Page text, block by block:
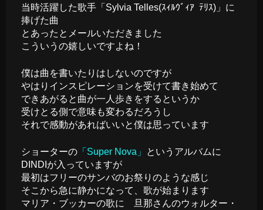
当時活躍した歌手「Sylvia Telles(ｽｨﾙｳﾞｨｱ ﾃﾘｽ)」に
捧げた曲
とあったとメールいただきました
こういうの嬉しいですよね！
僕は曲を書いたりはしないのですが
やはりインスピレーションを受けて書き始めて
できあがると曲が一人歩きをするというか
受けとる側で意味も変わるだろうし
それで感動があればいいと僕は思っています
ショーターの 「Super Nova」
というアルバムに
DINDIが入っていますが
最初はフリーのサンバのお祭りのような感じ
そこから急に静かになって、歌が始まります
マリア・ブッカーの歌に 旦那さんのウォルター・